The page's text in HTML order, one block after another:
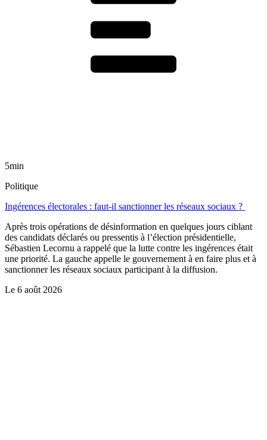
5min
Politique
Ingérences électorales : faut-il sanctionner les réseaux sociaux ?
Après trois opérations de désinformation en quelques jours ciblant
des candidats déclarés ou pressentis à l’élection présidentielle,
Sébastien Lecornu a rappelé que la lutte contre les ingérences était
une priorité. La gauche appelle le gouvernement à en faire plus et à
sanctionner les réseaux sociaux participant à la diffusion.
Le 6 août 2026